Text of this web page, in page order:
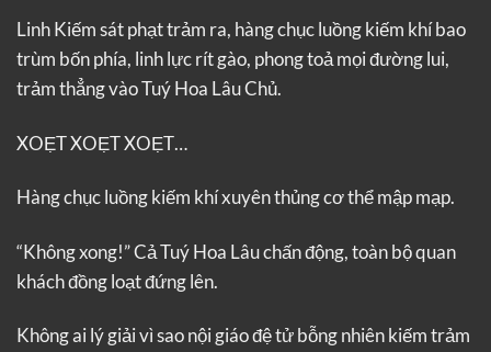
Linh Kiếm sát phạt trảm ra, hàng chục luồng kiếm khí bao
trùm bốn phía, linh lực rít gào, phong toả mọi đường lui,
trảm thẳng vào Tuý Hoa Lâu Chủ.
XOẸT XOẸT XOẸT…
Hàng chục luồng kiếm khí xuyên thủng cơ thể mập mạp.
“Không xong!” Cả Tuý Hoa Lâu chấn động, toàn bộ quan
khách đồng loạt đứng lên.
Không ai lý giải vì sao nội giáo đệ tử bỗng nhiên kiếm trảm